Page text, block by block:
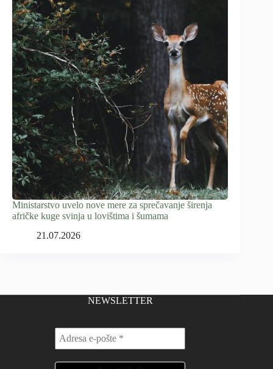
Ministarstvo uvelo nove mere za sprečavanje širenja
afričke kuge svinja u lovištima i šumama
21.07.2026
NEWSLETTER